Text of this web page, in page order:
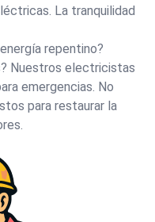
La tranquilidad
repentino?
Nuestros electricistas
emergencias. No
para restaurar la